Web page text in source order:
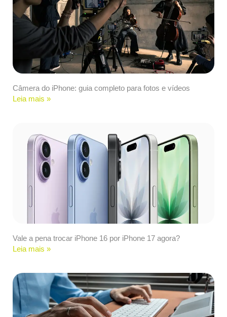
Câmera do iPhone: guia completo para fotos e vídeos
Leia mais »
Vale a pena trocar iPhone 16 por iPhone 17 agora?
Leia mais »